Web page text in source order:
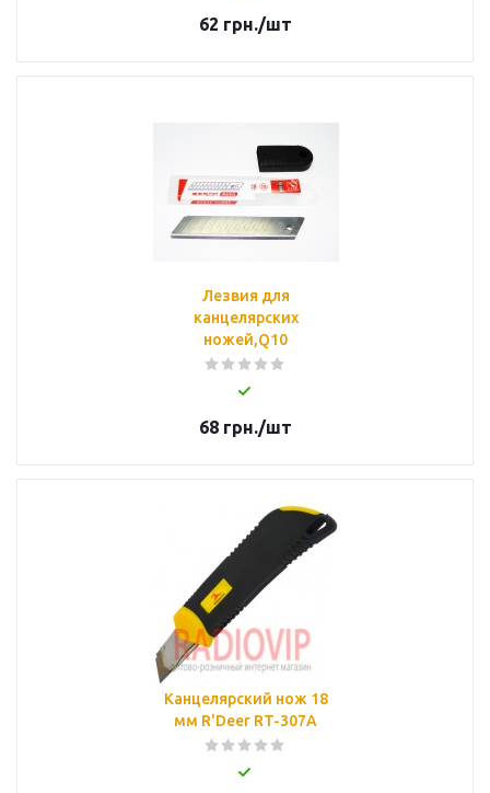
62 грн./шт
Лезвия для
канцелярских
ножей,Q10
68 грн./шт
Канцелярский нож 18
мм R'Deer RT-307A